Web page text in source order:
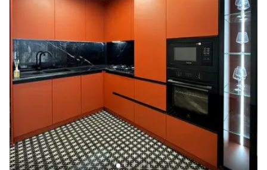
Центральна каналізація, Електрика, Вивіз відходів, Центральний